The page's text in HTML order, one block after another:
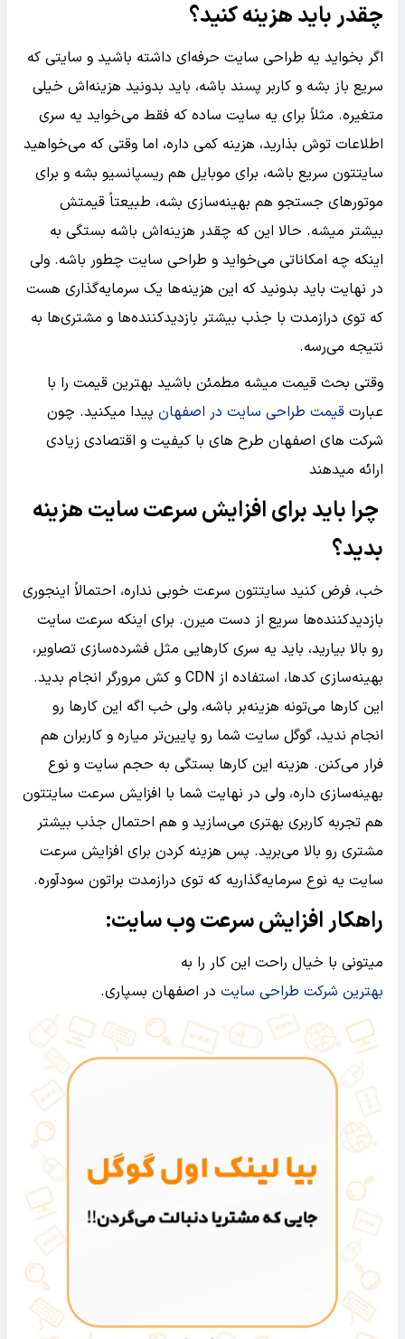
چقدر باید هزینه کنید؟
اگر بخواید یه طراحی سایت حرفه‌ای داشته باشید و سایتی که
سریع باز بشه و کاربر پسند باشه، باید بدونید هزینه‌اش خیلی
متغیره. مثلاً برای یه سایت ساده که فقط می‌خواید یه سری
اطلاعات توش بذارید، هزینه کمی داره، اما وقتی که می‌خواهید
سایتتون سریع باشه، برای موبایل هم ریسپانسیو بشه و برای
موتورهای جستجو هم بهینه‌سازی بشه، طبیعتاً قیمتش
بیشتر میشه. حالا این که چقدر هزینه‌اش باشه بستگی به
اینکه چه امکاناتی می‌خواید و طراحی سایت چطور باشه. ولی
در نهایت باید بدونید که این هزینه‌ها یک سرمایه‌گذاری هست
که توی درازمدت با جذب بیشتر بازدیدکننده‌ها و مشتری‌ها به
نتیجه می‌رسه.
وقتی بحث قیمت میشه مطمئن باشید بهترین قیمت را با
عبارت قیمت طراحی سایت در اصفهان پیدا میکنید. چون
شرکت های اصفهان طرح های با کیفیت و اقتصادی زیادی
ارائه میدهند
چرا باید برای افزایش سرعت سایت هزینه
بدید؟
خب، فرض کنید سایتتون سرعت خوبی نداره، احتمالاً اینجوری
بازدیدکننده‌ها سریع از دست میرن. برای اینکه سرعت سایت
رو بالا بیارید، باید یه سری کارهایی مثل فشرده‌سازی تصاویر،
بهینه‌سازی کدها، استفاده از CDN و کش مرورگر انجام بدید.
این کارها می‌تونه هزینه‌بر باشه، ولی خب اگه این کارها رو
انجام ندید، گوگل سایت شما رو پایین‌تر میاره و کاربران هم
فرار می‌کنن. هزینه این کارها بستگی به حجم سایت و نوع
بهینه‌سازی داره، ولی در نهایت شما با افزایش سرعت سایتتون
هم تجربه کاربری بهتری می‌سازید و هم احتمال جذب بیشتر
مشتری رو بالا می‌برید. پس هزینه کردن برای افزایش سرعت
سایت یه نوع سرمایه‌گذاریه که توی درازمدت براتون سودآوره.
راهکار افزایش سرعت وب سایت:
میتونی با خیال راحت این کار را به
بهترین شرکت طراحی سایت در اصفهان بسپاری.